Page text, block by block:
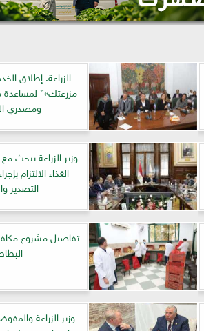
الزراعة: إطلاق
مزرعتك»”
ومصدري
وزير الزراعة يبحث
الغذاء الالتزام
التصدير
تفاصيل مشروع
وزير الزراعة